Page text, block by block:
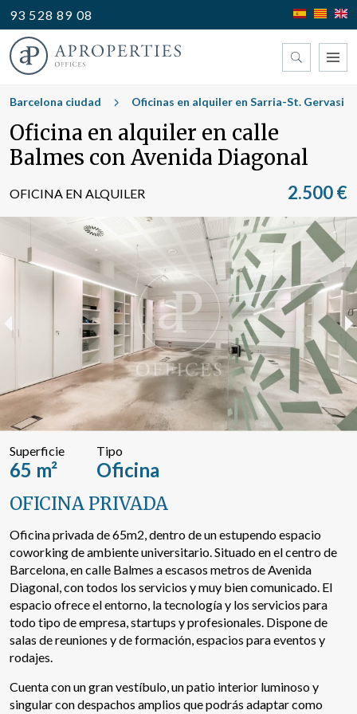
93 528 89 08
Encuentre su oficina
Tipo
Buscar por texto o referencia
Búsqueda avanzada
Barcelona ciudad Oficinas en alquiler en Sarria-St. Gervasi
Oficina en alquiler en calle
Balmes con Avenida Diagonal
OFICINA EN ALQUILER 2.500 €
Superficie
65 m²
Tipo
Oficina
OFICINA PRIVADA
Oficina privada de 65m2, dentro de un estupendo espacio
coworking de ambiente universitario. Situado en el centro de
Barcelona, en calle Balmes a escasos metros de Avenida
Diagonal, con todos los servicios y muy bien comunicado. El
espacio ofrece el entorno, la tecnología y los servicios para
todo tipo de empresa, startups y profesionales. Dispone de
salas de reuniones y de formación, espacios para eventos y
rodajes.
Cuenta con un gran vestíbulo, un patio interior luminoso y
singular con despachos amplios que podrás adaptar como